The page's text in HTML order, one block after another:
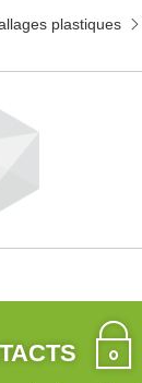
plastiques